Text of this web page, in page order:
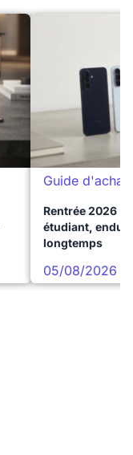
Guide d'achat
Rentrée 2026 :
étudiant,
longtemps
05/08/2026